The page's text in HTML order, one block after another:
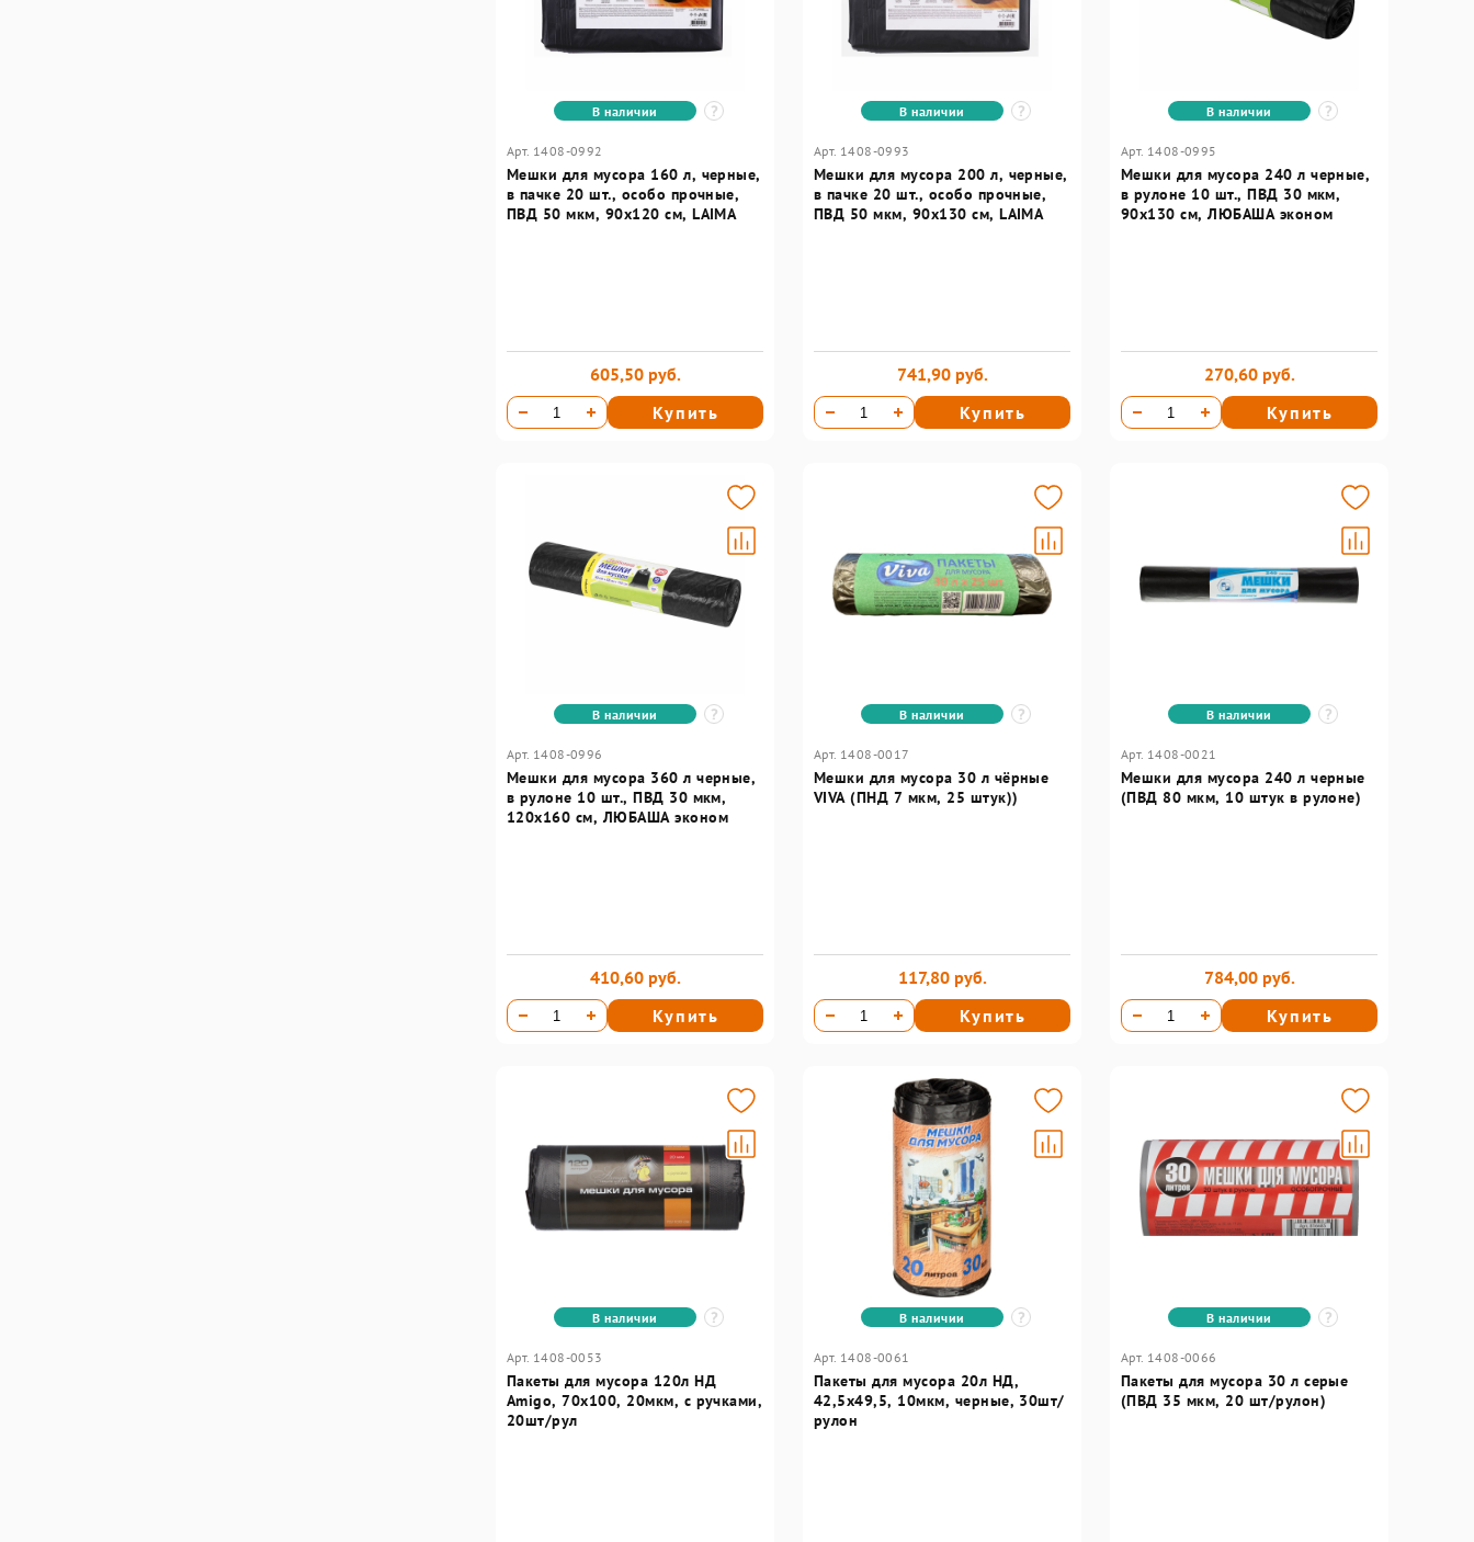
В наличии
Арт. 1408-0992
Мешки для мусора 160 л, черные,
в пачке 20 шт., особо прочные,
ПВД 50 мкм, 90х120 см, LAIMA
605,50 руб.
Купить
В наличии
Арт. 1408-0993
Мешки для мусора 200 л, черные,
в пачке 20 шт., особо прочные,
ПВД 50 мкм, 90х130 см, LAIMA
741,90 руб.
Купить
В наличии
Арт. 1408-0995
Мешки для мусора 240 л черные,
в рулоне 10 шт., ПВД 30 мкм,
90x130 см, ЛЮБАША эконом
270,60 руб.
Купить
В наличии
Арт. 1408-0996
Мешки для мусора 360 л черные,
в рулоне 10 шт., ПВД 30 мкм,
120x160 см, ЛЮБАША эконом
410,60 руб.
Купить
В наличии
Арт. 1408-0017
Мешки для мусора 30 л чёрные
VIVA (ПНД 7 мкм, 25 штук))
117,80 руб.
Купить
В наличии
Арт. 1408-0021
Мешки для мусора 240 л черные
(ПВД 80 мкм, 10 штук в рулоне)
784,00 руб.
Купить
В наличии
Арт. 1408-0053
Пакеты для мусора 120л НД
Amigo, 70x100, 20мкм, с ручками,
20шт/рул
В наличии
Арт. 1408-0061
Пакеты для мусора 20л НД,
42,5х49,5, 10мкм, черные, 30шт/
рулон
В наличии
Арт. 1408-0066
Пакеты для мусора 30 л серые
(ПВД 35 мкм, 20 шт/рулон)